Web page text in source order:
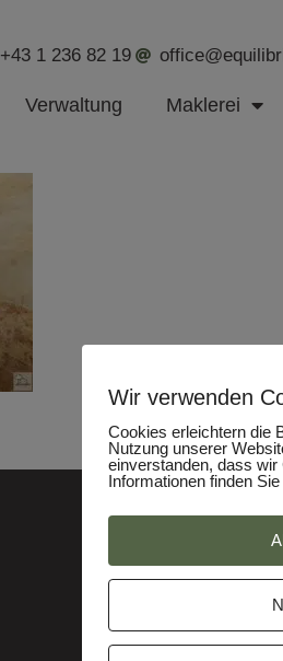
+43 1 236 82 19
Verwaltung Maklerei
Datenschutz
Wir verwenden
Cookies erleichtern die
Nutzung unserer
einverstanden, dass
Informationen finden